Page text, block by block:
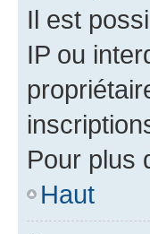
Il est
IP ou
Pour plus
Haut